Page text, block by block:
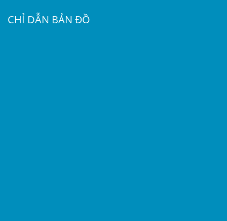
CHỈ DẪN BẢN ĐỒ